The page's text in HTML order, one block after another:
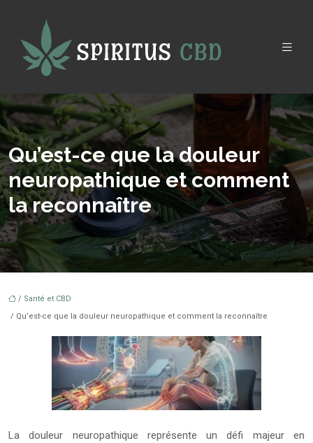
Qu’est-ce que la douleur
neuropathique et comment
la reconnaître
/ Santé et CBD
/ Qu’est-ce que la douleur neuropathique et comment la reconnaître
La douleur neuropathique représente un défi majeur en